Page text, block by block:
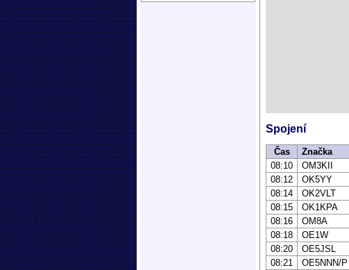
Spojení
Čas Značka
08:10
OM3KII
08:12
OK5YY
08:14
OK2VLT
08:15
OK1KPA
08:16
OM8A
08:18
OE1W
08:20
OE5JSL
08:21
OE5NNN/P